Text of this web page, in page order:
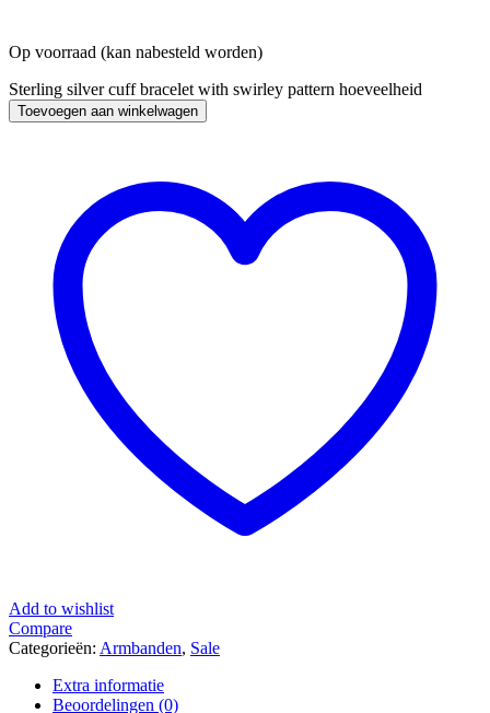
Op voorraad (kan nabesteld worden)
Sterling silver cuff bracelet with swirley pattern hoeveelheid
Toevoegen aan winkelwagen
Add to wishlist
Compare
Categorieën: Armbanden, Sale
Extra informatie
Beoordelingen (0)